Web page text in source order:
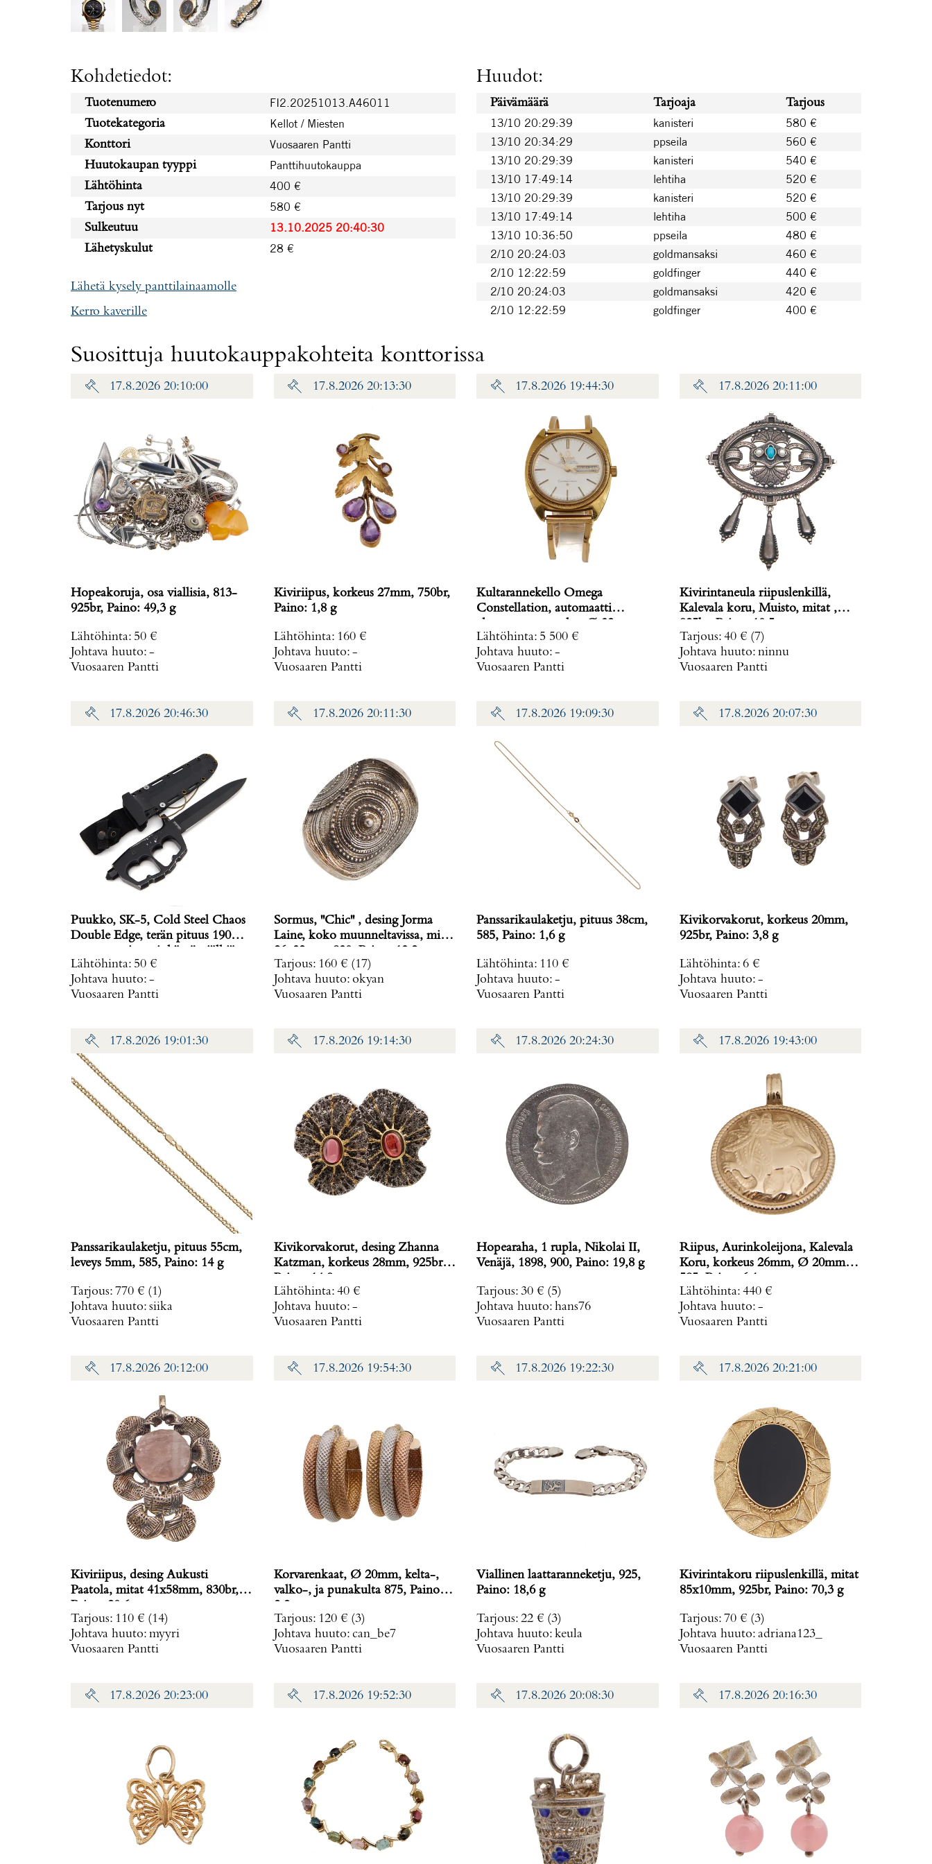
Kohdetiedot:
Tuotenumero FI2.20251013.A46011
Tuotekategoria Kellot / Miesten
Konttori Vuosaaren Pantti
Huutokaupan tyyppi Panttihuutokauppa
Lähtöhinta 400 €
Tarjous nyt 580 €
Sulkeutuu 13.10.2025 20:40:30
Lähetyskulut 28 €
Lähetä kysely panttilainaamolle
Kerro kaverille
Huudot:
Päivämäärä Tarjoaja Tarjous
13/10 20:29:39 kanisteri
580 €
13/10 20:34:29
ppseila
560 €
13/10 20:29:39
kanisteri
540 €
13/10 17:49:14
lehtiha
520 €
13/10 20:29:39
kanisteri
520 €
13/10 17:49:14
lehtiha
500 €
13/10 10:36:50
ppseila
480 €
2/10 20:24:03
goldmansaksi
460 €
2/10 12:22:59
goldfinger
440 €
2/10 20:24:03
goldmansaksi
420 €
2/10 12:22:59
goldfinger 400 €
Suosittuja huutokauppakohteita konttorissa
17.8.2026 20:10:00
Hopeakoruja, osa viallisia, 813-
925br, Paino: 49,3 g
Lähtöhinta: 50 €
Johtava huuto: -
Vuosaaren Pantti
17.8.2026 20:13:30
Kiviriipus, korkeus 27mm, 750br,
Paino: 1,8 g
Lähtöhinta: 160 €
Johtava huuto: -
Vuosaaren Pantti
17.8.2026 19:44:30
Kultarannekello Omega
Constellation, automaatti
rannekkeen Ø 58-62cm, käytön
jälkiä ja lasissa naarmuja, 750br,
Paino: 71,2 g
Lähtöhinta: 5 500 €
Johtava huuto: -
Vuosaaren Pantti
17.8.2026 20:11:00
Kivirintaneula riipuslenkillä,
Kalevala koru, Muisto, mitat ,
Tarjous: 40 € (7)
Johtava huuto: ninnu
Vuosaaren Pantti
17.8.2026 20:46:30
Puukko, SK-5, Cold Steel Chaos
Double Edge, terän pituus 190
Lähtöhinta: 50 €
Johtava huuto: -
Vuosaaren Pantti
17.8.2026 20:11:30
Sormus, ''Chic'' , desing Jorma
Laine, koko muunneltavissa, mitat
Tarjous: 160 € (17)
Johtava huuto: okyan
Vuosaaren Pantti
17.8.2026 19:09:30
Panssarikaulaketju, pituus 38cm,
585, Paino: 1,6 g
Lähtöhinta: 110 €
Johtava huuto: -
Vuosaaren Pantti
17.8.2026 20:07:30
Kivikorvakorut, korkeus 20mm,
925br, Paino: 3,8 g
Lähtöhinta: 6 €
Johtava huuto: -
Vuosaaren Pantti
17.8.2026 19:01:30
Panssarikaulaketju, pituus 55cm,
leveys 5mm, 585, Paino: 14 g
Tarjous: 770 € (1)
Johtava huuto: siika
Vuosaaren Pantti
17.8.2026 19:14:30
Kivikorvakorut, desing Zhanna
Katzman, korkeus 28mm, 925br,
Lähtöhinta: 40 €
Johtava huuto: -
Vuosaaren Pantti
17.8.2026 20:24:30
Hopearaha, 1 rupla, Nikolai II,
Venäjä, 1898, 900, Paino: 19,8 g
Tarjous: 30 € (5)
Johtava huuto: hans76
Vuosaaren Pantti
17.8.2026 19:43:00
Riipus, Aurinkoleijona, Kalevala
Koru, korkeus 26mm, Ø 20mm,
Lähtöhinta: 440 €
Johtava huuto: -
Vuosaaren Pantti
17.8.2026 20:12:00
Kiviriipus, desing Aukusti
Paatola, mitat 41x58mm, 830br,
Tarjous: 110 € (14)
Johtava huuto: myyri
Vuosaaren Pantti
17.8.2026 19:54:30
Korvarenkaat, Ø 20mm, kelta-,
valko-, ja punakulta 875, Paino:
Tarjous: 120 € (3)
Johtava huuto: can_be7
Vuosaaren Pantti
17.8.2026 19:22:30
Viallinen laattaranneketju, 925,
Paino: 18,6 g
Tarjous: 22 € (3)
Johtava huuto: keula
Vuosaaren Pantti
17.8.2026 20:21:00
Kivirintakoru riipuslenkillä, mitat
85x10mm, 925br, Paino: 70,3 g
Tarjous: 70 € (3)
Johtava huuto: adriana123_
Vuosaaren Pantti
17.8.2026 20:23:00 17.8.2026 19:52:30 17.8.2026 20:08:30 17.8.2026 20:16:30